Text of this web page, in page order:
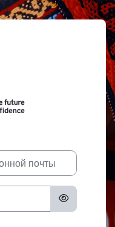
на EY
почты